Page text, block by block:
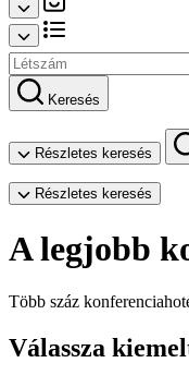
Keresés
Részletes keresés
Részletes keresés
A legjobb
Több száz
Válassza